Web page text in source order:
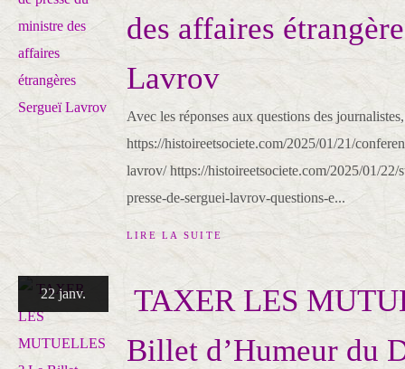
des affaires
Lavrov
Avec les réponses aux questions des
https://histoireetsociete.com/2025/01/21/
lavrov/ https://histoireetsociete.com/2025/01/22/
presse-de-serguei-lavrov-questions-e...
LIRE LA SUITE
22 janv.
TAXER LES
Billet d’Humeur du